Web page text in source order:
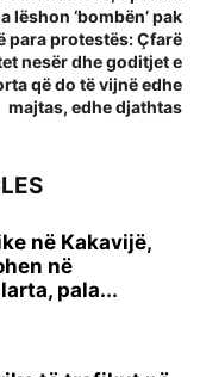
lëshon ‘bombën’ pak
para protestës: Çfarë
nesër dhe goditjet e
që do të vijnë edhe
majtas, edhe djathtas
në Kakavijë,
në
pala...